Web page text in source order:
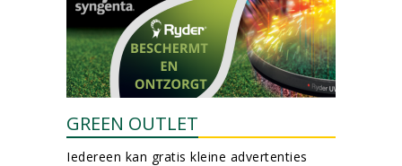
GREEN OUTLET
Iedereen kan gratis kleine advertenties